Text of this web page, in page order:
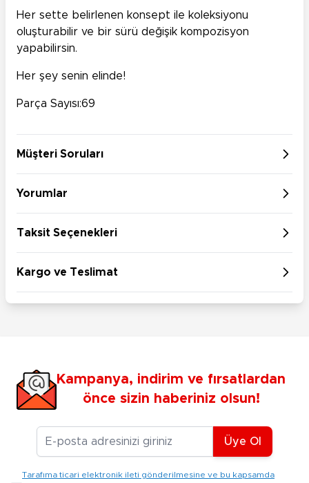
Her sette belirlenen konsept ile koleksiyonu
oluşturabilir ve bir sürü değişik kompozisyon
yapabilirsin.
Her şey senin elinde!
Parça Sayısı:69
Müşteri Soruları
Yorumlar
Taksit Seçenekleri
Kargo ve Teslimat
Kampanya, indirim ve fırsatlardan
önce sizin haberiniz olsun!
E-posta Adresiniz
Üye Ol
Tarafıma ticari elektronik ileti gönderilmesine ve bu kapsamda